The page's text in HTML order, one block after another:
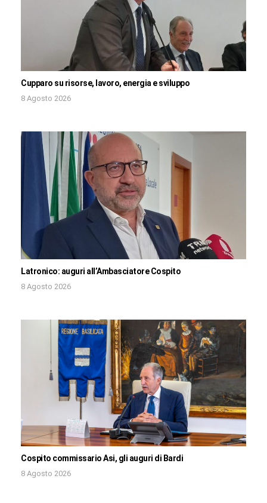
Cupparo su risorse, lavoro, energia e sviluppo
8 Agosto 2026
Latronico: auguri all’Ambasciatore Cospito
8 Agosto 2026
Cospito commissario Asi, gli auguri di Bardi
8 Agosto 2026